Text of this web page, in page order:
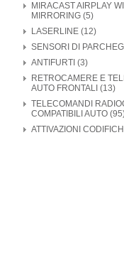
MIRACAST AIRPLAY
MIRRORING (5)
LASERLINE (12)
SENSORI DI
ANTIFURTI (3)
RETROCAMERE E
AUTO FRONTALI (13)
TELECOMANDI
COMPATIBILI AUTO
ATTIVAZIONI